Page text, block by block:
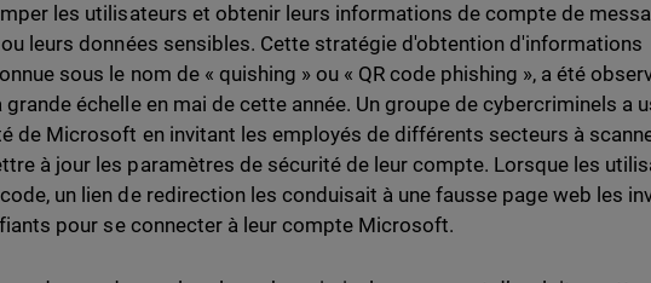
les utilisateurs et obtenir leurs informations de compte de
leurs données sensibles. Cette stratégie d'obtention d'informations
sous le nom de « quishing » ou « QR code phishing », a été
grande échelle en mai de cette année. Un groupe de cybercriminels a
de Microsoft en invitant les employés de différents secteurs à
à jour les paramètres de sécurité de leur compte. Lorsque les
un lien de redirection les conduisait à une fausse page web les
pour se connecter à leur compte Microsoft.